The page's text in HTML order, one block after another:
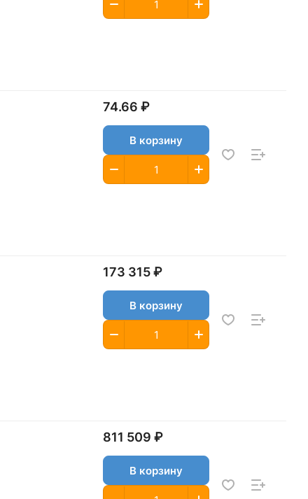
74.66 ₽
В корзину
173 315 ₽
В корзину
811 509 ₽
В корзину